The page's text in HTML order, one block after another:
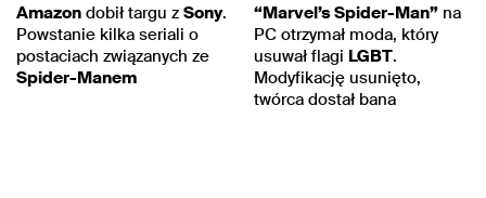
Amazon dobił targu z Sony.
Powstanie kilka seriali o
postaciach związanych ze
Spider-Manem
“Marvel’s Spider-Man” na
PC otrzymał moda, który
usuwał flagi LGBT.
Modyfikację usunięto,
twórca dostał bana